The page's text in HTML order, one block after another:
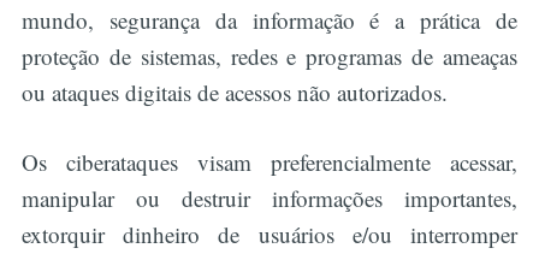
mundo, segurança da informação é a prática de
proteção de sistemas, redes e programas de ameaças
ou ataques digitais de acessos não autorizados.
Os ciberataques visam preferencialmente acessar,
manipular ou destruir informações importantes,
extorquir dinheiro de usuários e/ou interromper